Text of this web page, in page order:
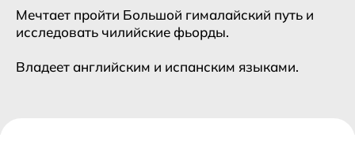
Мечтает пройти Большой гималайский путь и
исследовать чилийские фьорды.
Владеет английским и испанским языками.